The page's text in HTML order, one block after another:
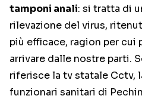
tamponi anali: si tratta di
rilevazione del virus,
più efficace, ragion per cui
arrivare dalle nostre parti.
riferisce la tv statale Cctv,
funzionari sanitari di